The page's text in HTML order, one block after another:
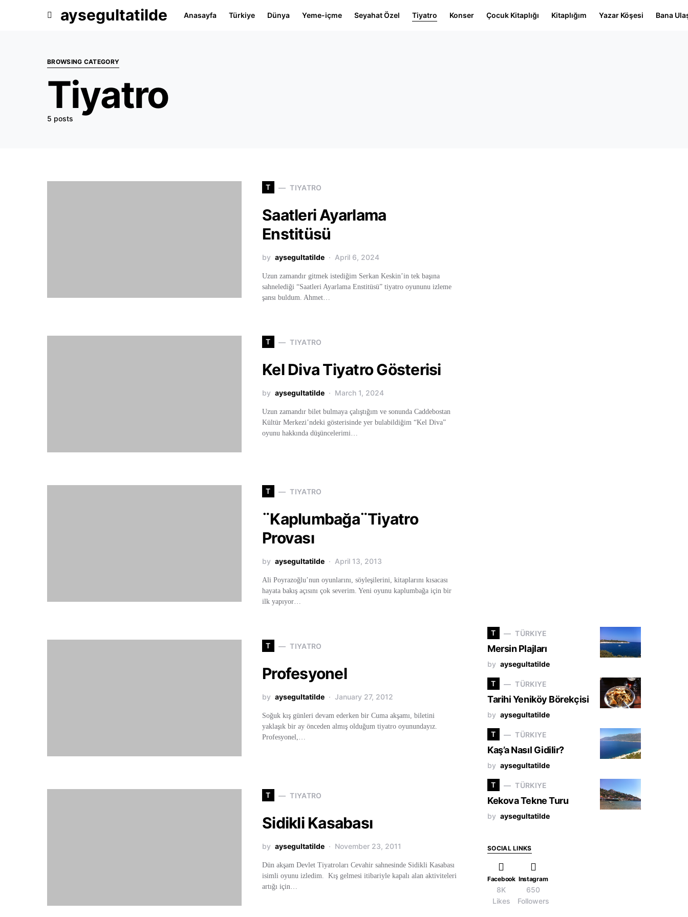
aysegultatilde Anasayfa Türkiye Dünya Yeme-içme Seyahat Özel Tiyatro Konser Çocuk Kitaplığı Kitaplığım Yazar Köşesi Bana
BROWSING CATEGORY
Tiyatro
5 posts
T TIYATRO
Saatleri Ayarlama
Enstitüsü
by aysegultatilde April 6, 2024
Uzun zamandır gitmek istediğim Serkan Keskin’in tek başına
sahnelediği “Saatleri Ayarlama Enstitüsü” tiyatro oyununu izleme
şansı buldum. Ahmet…
T TIYATRO
Kel Diva Tiyatro Gösterisi
by aysegultatilde March 1, 2024
Uzun zamandır bilet bulmaya çalıştığım ve sonunda Caddebostan
Kültür Merkezi’ndeki gösterisinde yer bulabildiğim “Kel Diva”
oyunu hakkında düşüncelerimi…
T TIYATRO
¨Kaplumbağa¨Tiyatro
Provası
by aysegultatilde April 13, 2013
Ali Poyrazoğlu’nun oyunlarını, söyleşilerini, kitaplarını kısacası
hayata bakış açısını çok severim. Yeni oyunu kaplumbağa için bir
ilk yapıyor…
T TIYATRO
Profesyonel
by aysegultatilde January 27, 2012
Soğuk kış günleri devam ederken bir Cuma akşamı, biletini
yaklaşık bir ay önceden almış olduğum tiyatro oyunundayız.
Profesyonel,…
T TIYATRO
Sidikli Kasabası
by aysegultatilde November 23, 2011
Dün akşam Devlet Tiyatroları Cevahir sahnesinde Sidikli Kasabası
isimli oyunu izledim. Kış gelmesi itibariyle kapalı alan aktiviteleri
artığı için…
T TÜRKIYE
Mersin Plajları
by aysegultatilde
T TÜRKIYE
Tarihi Yeniköy Börekçisi
by aysegultatilde
T TÜRKIYE
Kaş’a Nasıl Gidilir?
by aysegultatilde
T TÜRKIYE
Kekova Tekne Turu
by aysegultatilde
SOCIAL LINKS
Facebook
8K
Likes
Instagram
650
Followers